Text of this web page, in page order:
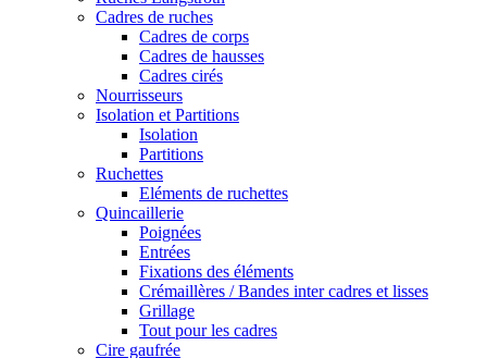
Cadres de ruches
Cadres de corps
Cadres de hausses
Cadres cirés
Nourrisseurs
Isolation et Partitions
Isolation
Partitions
Ruchettes
Eléments de ruchettes
Quincaillerie
Poignées
Entrées
Fixations des éléments
Crémaillères / Bandes inter cadres et lisses
Grillage
Tout pour les cadres
Cire gaufrée